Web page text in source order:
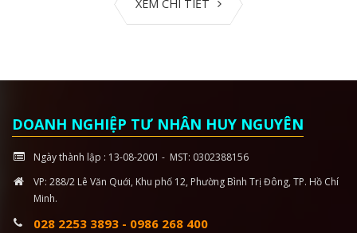
DOANH NGHIỆP TƯ NHÂN HUY NGUYÊN
Ngày thành lập : 13-08-2001 - MST: 0302388156
VP: 288/2 Lê Văn Quới, Khu phố 12, Phường Bình Trị Đông, TP. Hồ Chí
Minh.
028 2253 3893 - 0986 268 400